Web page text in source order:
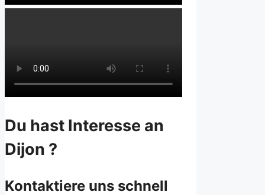
Du hast Interesse an
Dijon ?
Kontaktiere uns schnell